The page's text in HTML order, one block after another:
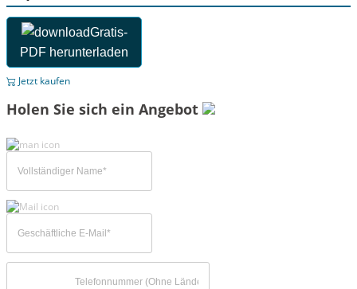
Gratis-
PDF herunterladen
Jetzt kaufen
Holen Sie sich ein Angebot